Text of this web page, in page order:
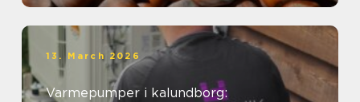
13. March 2026
Varmepumper i kalundborg: